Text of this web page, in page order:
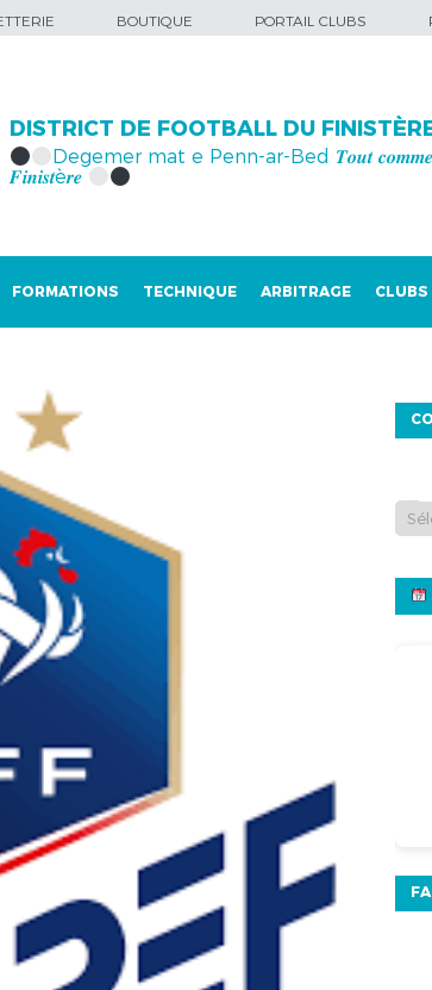
BOUTIQUE PORTAIL CLUBS
DISTRICT DE FOOTBALL DU
Degemer mat e Penn-ar-Bed 𝑻𝒐𝒖𝒕
𝑭𝒊𝒏𝒊𝒔𝒕è𝒓𝒆
FORMATIONS TECHNIQUE ARBITRAGE CLUBS